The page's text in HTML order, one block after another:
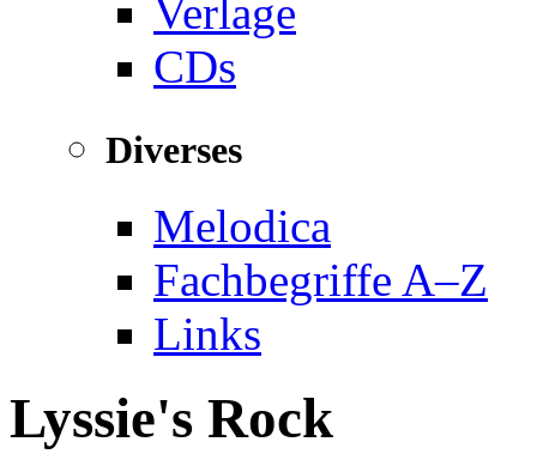
Verlage
CDs
Diverses
Melodica
Fachbegriffe A–Z
Links
Lyssie's Rock